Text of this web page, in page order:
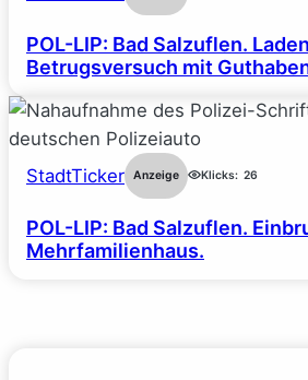
POL-LIP: Bad Salzuflen.
Betrugsversuch mit
StadtTicker Anzeige Klicks: 26
POL-LIP: Bad Salzuflen.
Mehrfamilienhaus.